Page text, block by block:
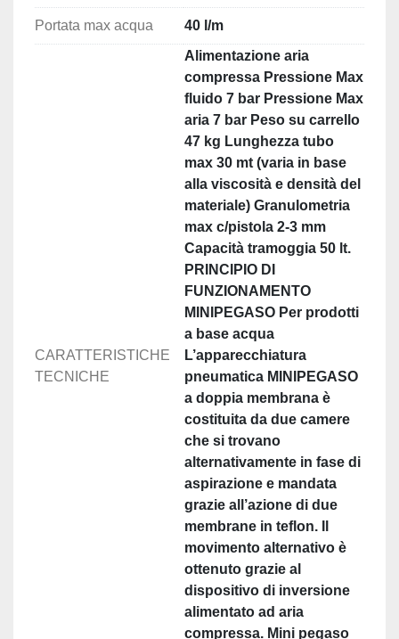
20830 Tubo Ø interno19 mm.x26 mt. 5
20835 Tubo Ø interno19 mm.x26 mt.10
20840 Tubo Ø interno19 mm.x26 mt. 15
30535 Tubo pompa peristaltica
30575 Tubo pistola 25×33 mt.10
30588 Sfere spugna pulizia tubo pompa peristaltica
18241 Serbatoio a caduta lt.50
18242 Serbatoio a caduta lt.50 su carrello
217550 Miscelatore elettrico portatile MX850 850 W
217560 Miscelatore elettrico portatile MX1100 1080
217570 Miscelatore elettrico portatile MX1100E
40332 Guarnizioni motore
40336/1 Kit Sedi sfera L4 anti abrasivo
40337/1 Kit Membrana L4 anti abrasivo
Portata max acqua 40 l/m
CARATTERISTICHE
TECNICHE
Alimentazione aria
compressa Pressione Max
fluido 7 bar Pressione Max
aria 7 bar Peso su carrello
47 kg Lunghezza tubo
max 30 mt (varia in base
alla viscosità e densità del
materiale) Granulometria
max c/pistola 2-3 mm
Capacità tramoggia 50 lt.
PRINCIPIO DI
FUNZIONAMENTO
MINIPEGASO Per prodotti
a base acqua
L’apparecchiatura
pneumatica MINIPEGASO
a doppia membrana è
costituita da due camere
che si trovano
alternativamente in fase di
aspirazione e mandata
grazie all’azione di due
membrane in teflon. Il
movimento alternativo è
ottenuto grazie al
dispositivo di inversione
alimentato ad aria
compressa. Mini pegaso